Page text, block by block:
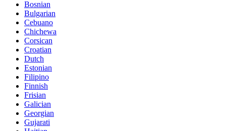
Bosnian
Bulgarian
Cebuano
Chichewa
Corsican
Croatian
Dutch
Estonian
Filipino
Finnish
Frisian
Galician
Georgian
Gujarati